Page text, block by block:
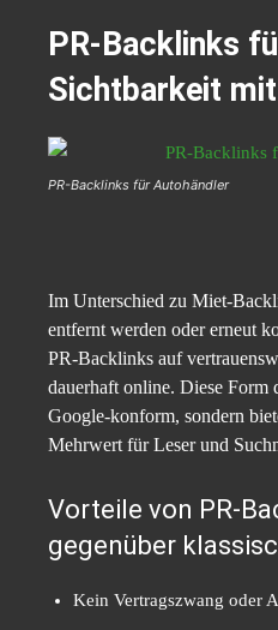
PR-Backlinks
Sichtbarkeit
PR-Backlinks für Autohändler
Im Unterschied zu Miet-
entfernt werden oder erneut
PR-Backlinks auf
dauerhaft online. Diese
Google-konform, sondern
Mehrwert für Leser und
Vorteile von PR-
gegenüber
Kein Vertragszwang oder